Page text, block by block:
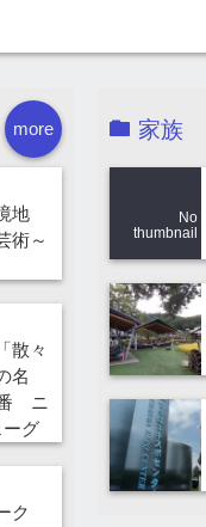
more
地
術～
散々
名
番 ニ
グ
ク
家族
No
thumbnail